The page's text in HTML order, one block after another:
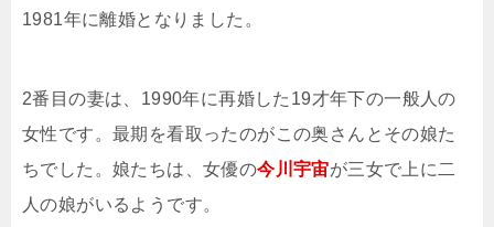
1981年に離婚となりました。
2番目の妻は、1990年に再婚した19才年下の一般人の
女性です。最期を看取ったのがこの奥さんとその娘た
ちでした。娘たちは、女優の今川宇宙が三女で上に二
人の娘がいるようです。